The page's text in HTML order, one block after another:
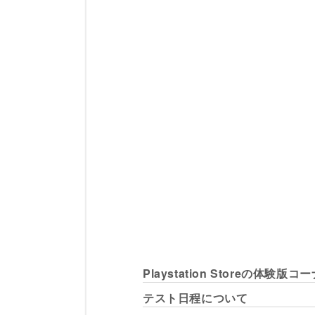
Playstation Storeの体験版コー
テスト日程について